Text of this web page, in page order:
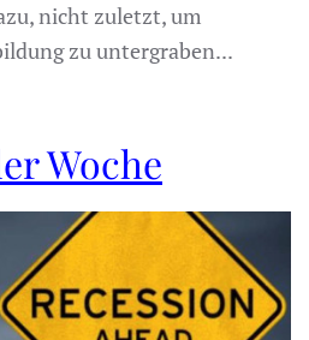
nicht zuletzt, um
zu untergraben...
Woche